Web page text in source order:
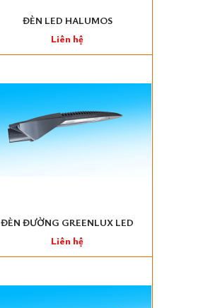
ĐÈN LED HALUMOS
Liên hệ
ĐÈN ĐƯỜNG GREENLUX LED
Liên hệ